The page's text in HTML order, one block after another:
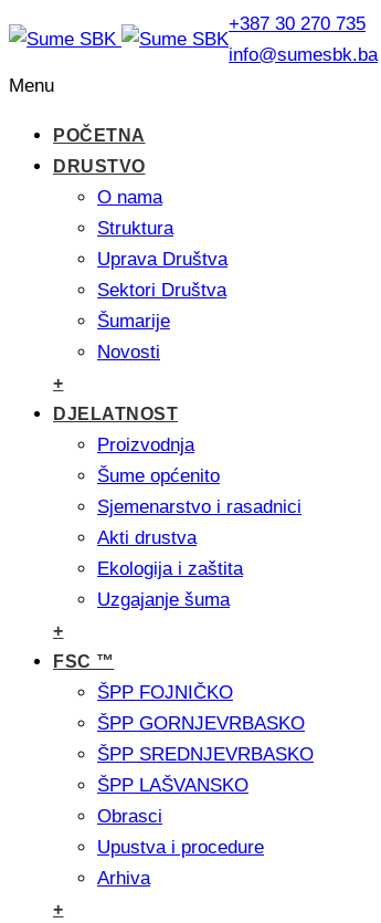
+387 30 270 735
info@sumesbk.ba
Menu
POČETNA
DRUSTVO
O nama
Struktura
Uprava Društva
Sektori Društva
Šumarije
Novosti
+
DJELATNOST
Proizvodnja
Šume općenito
Sjemenarstvo i rasadnici
Akti drustva
Ekologija i zaštita
Uzgajanje šuma
+
FSC ™
ŠPP FOJNIČKO
ŠPP GORNJEVRBASKO
ŠPP SREDNJEVRBASKO
ŠPP LAŠVANSKO
Obrasci
Upustva i procedure
Arhiva
+